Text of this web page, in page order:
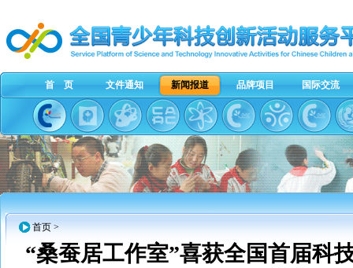
首 页 文件通知 新闻报道 品牌项目 国际交流
首页 >
“桑蚕居工作室”喜获全国首届科